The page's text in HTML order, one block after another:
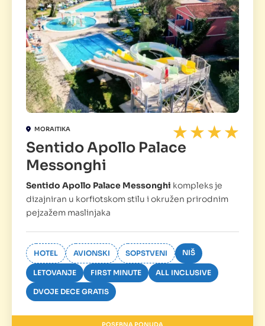
MORAITIKA
Sentido Apollo Palace
Messonghi
Sentido Apollo Palace Messonghi kompleks je
dizajniran u korfiotskom stilu i okružen prirodnim
pejzažem maslinjaka
HOTEL AVIONSKI SOPSTVENI NIŠ
LETOVANJE FIRST MINUTE ALL INCLUSIVE
DVOJE DECE GRATIS